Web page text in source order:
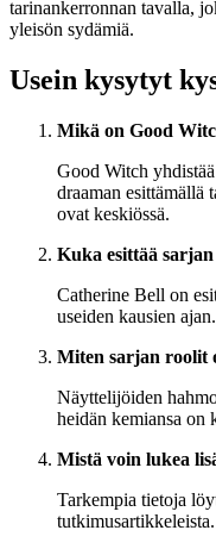
tarinankerronnan tavalla,
yleisön sydämiä.
Usein kysytyt
Mikä on Good
Good Witch
draaman esittämällä
ovat keskiössä.
Kuka esittää
Catherine Bell on
useiden kausien ajan.
Miten sarjan roolit
Näyttelijöiden
heidän kemiansa on
Mistä voin lukea
Tarkempia tietoja
tutkimusartikkeleista.